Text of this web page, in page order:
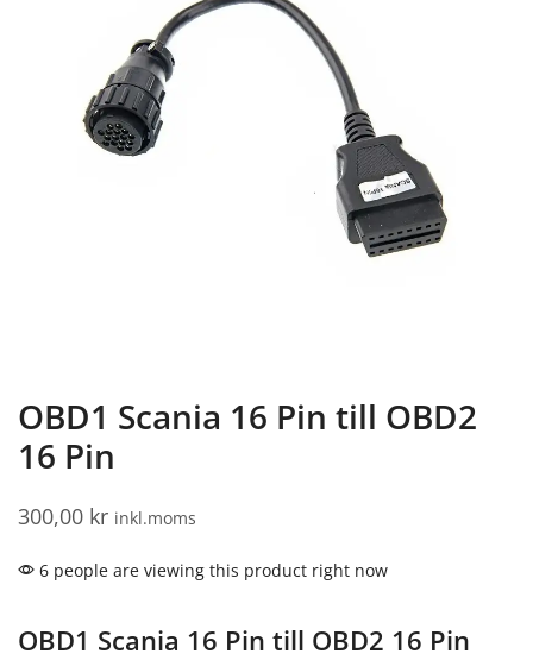
OBD1 Scania 16 Pin till OBD2
16 Pin
300,00 kr inkl.moms
6 people are viewing this product right now
OBD1 Scania 16 Pin till OBD2 16 Pin